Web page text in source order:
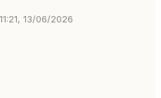
11:21, 13/06/2026